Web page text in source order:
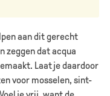
aan dit gerecht
zeggen dat acqua
Laat je daardoor
voor mosselen, sint-